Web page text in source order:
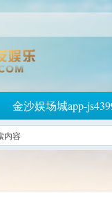
金沙娱场城app-